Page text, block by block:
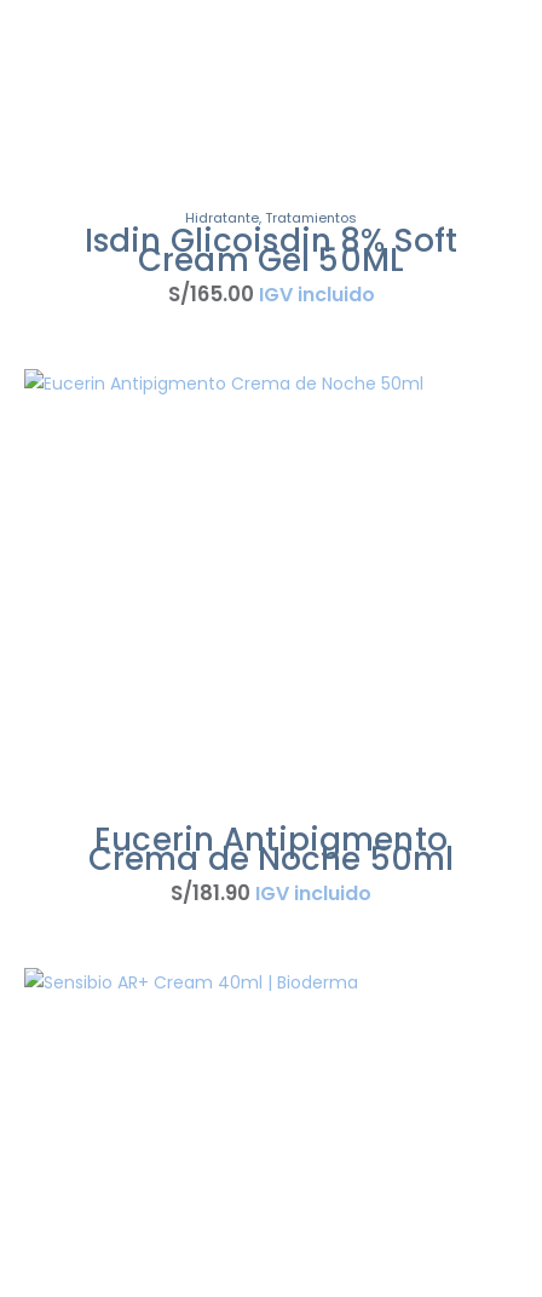
Hidratante,Tratamientos
Isdin Glicoisdin 8% Soft
Cream Gel 50ML
S/165.00 IGV incluido
Eucerin Antipigmento
Crema de Noche 50ml
S/181.90 IGV incluido